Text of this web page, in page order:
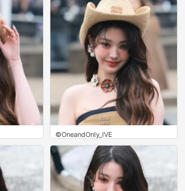
©OneandOnly_IVE
0